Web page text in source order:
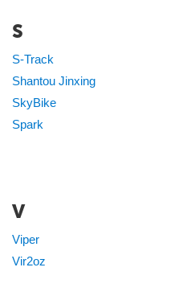
S
S-Track
Shantou Jinxing
SkyBike
Spark
V
Viper
Vir2oz